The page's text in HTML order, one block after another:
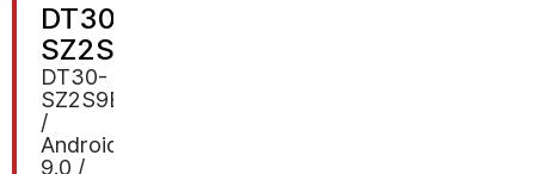
DT30-
SZ2S9E4000
DT30-
SZ2S9E4000
/
Android
9.0 /